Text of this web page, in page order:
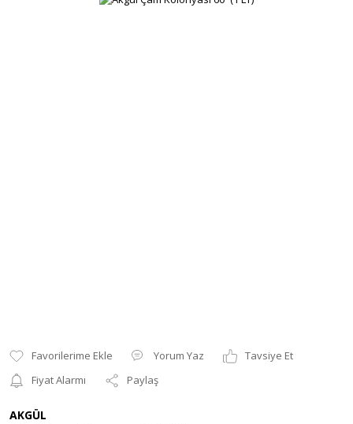
Yorum Yaz
Tavsiye Et
Fiyat Alarmı
Paylaş
AKGÜL